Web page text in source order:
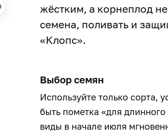
жёстким, а корнеплод
семена, поливать и
«Клопс».
Выбор семян
Используйте только сорта,
быть пометка «для
виды в начале июля